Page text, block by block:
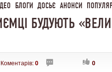
БЛОГИ ДОСЬЄ АНОНСИ
БУДУЮТЬ
Коментарів:0 0